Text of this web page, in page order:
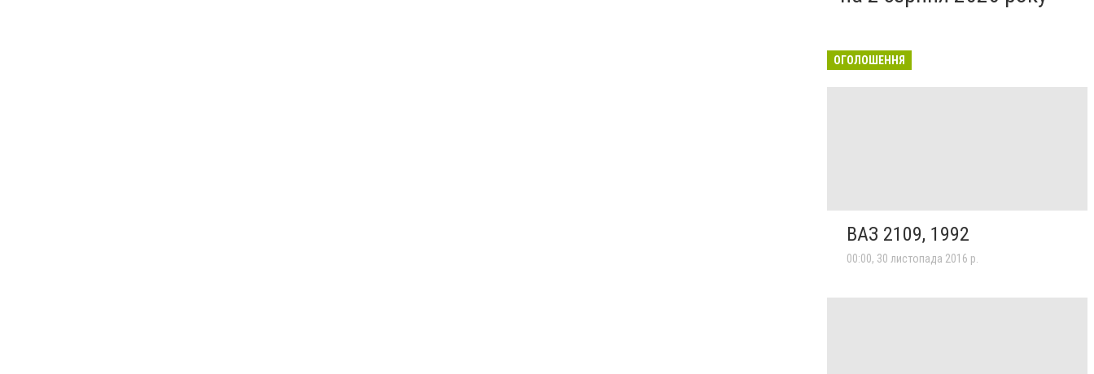
ОГОЛОШЕННЯ
ВАЗ 2109, 1992
00:00, 30 листопада 2016 р.